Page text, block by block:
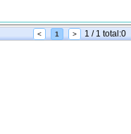
< 1 > 1 / 1 total:0